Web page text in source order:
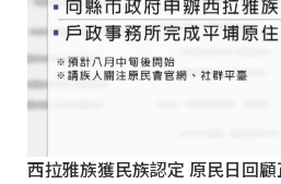
西拉雅族獲民族認定 原民日回